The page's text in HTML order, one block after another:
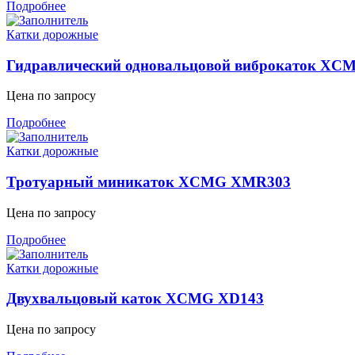
Подробнее
Катки дорожные
Гидравлический одновальцовой виброкаток
Цена по запросу
Подробнее
Катки дорожные
Тротуарный миникаток XCMG XMR303
Цена по запросу
Подробнее
Катки дорожные
Двухвальцовый каток XCMG XD143
Цена по запросу